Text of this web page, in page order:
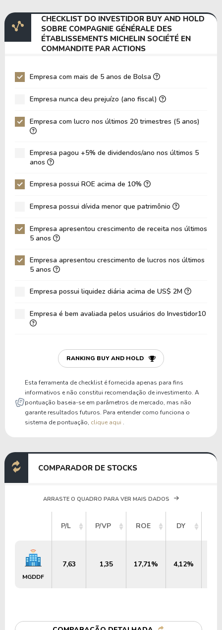
EV/EBITDA
10,87
12,77
EV/EBIT
19,45
P/EBIT
3,78
P/Ativo
0,55
LPA
ROE
ROIC
6,71%
Dívida Líquida / EBITDA
0,46
0,40
Dívida Bruta / Patrimônio
Liquidez Corrente
P/Ativo Circ Líq
-8,95
CHECKLIST DO INVESTIDOR BUY AND HOLD
SOBRE COMPAGNIE GÉNÉRALE DES
ÉTABLISSEMENTS MICHELIN SOCIÉTÉ EN
COMMANDITE PAR ACTIONS
Empresa com mais de 5 anos de Bolsa
Empresa nunca deu prejuízo (ano fiscal)
Empresa com lucro nos últimos 20 trimestres (5 anos)
Empresa pagou +5% de dividendos/ano nos últimos 5
anos
Empresa possui ROE acima de 10%
Empresa possui dívida menor que patrimônio
Empresa apresentou crescimento de receita nos últimos
5 anos
Empresa apresentou crescimento de lucros nos últimos
5 anos
Empresa possui liquidez diária acima de US$ 2M
Empresa é bem avaliada pelos usuários do Investidor10
RANKING BUY AND HOLD
Esta ferramenta de checklist é fornecida apenas para fins
informativos e não constitui recomendação de investimento. A
pontuação baseia-se em parâmetros de mercado, mas não
garante resultados futuros. Para entender como funciona o
sistema de pontuação, clique aqui .
COMPARADOR DE STOCKS
ARRASTE O QUADRO PARA VER MAIS DADOS
P/L P/VP ROE DY
MGDDF
7,63 1,35 17,71% 4,12%